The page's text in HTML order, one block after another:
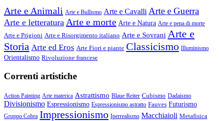
Arte e Animali Arte e Bullismo Arte e Cavalli Arte e Guerra
Arte e letteratura Arte e morte Arte e Natura Arte e pena di morte
Arte e Prigioni Arte e Risorgimento italiano Arte e Sovrani Arte e
Storia Arte ed Eros Arte Fiori e piante Classicismo Illuminismo
Orientalismo Rivoluzione francese
Correnti artistiche
Action Painting Arte materica Astrattismo Blaue Reiter Cubismo Dadaismo
Divisionismo Espressionismo Espressionismo astratto Fauves Futurismo
Gruppo Cobra Impressionismo Iperrealismo Macchiaioli Metafisica